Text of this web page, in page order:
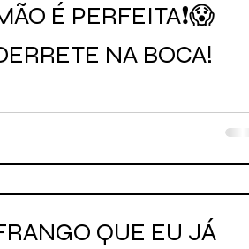
É PERFEITA❗😱
NA BOCA!
QUE EU JÁ